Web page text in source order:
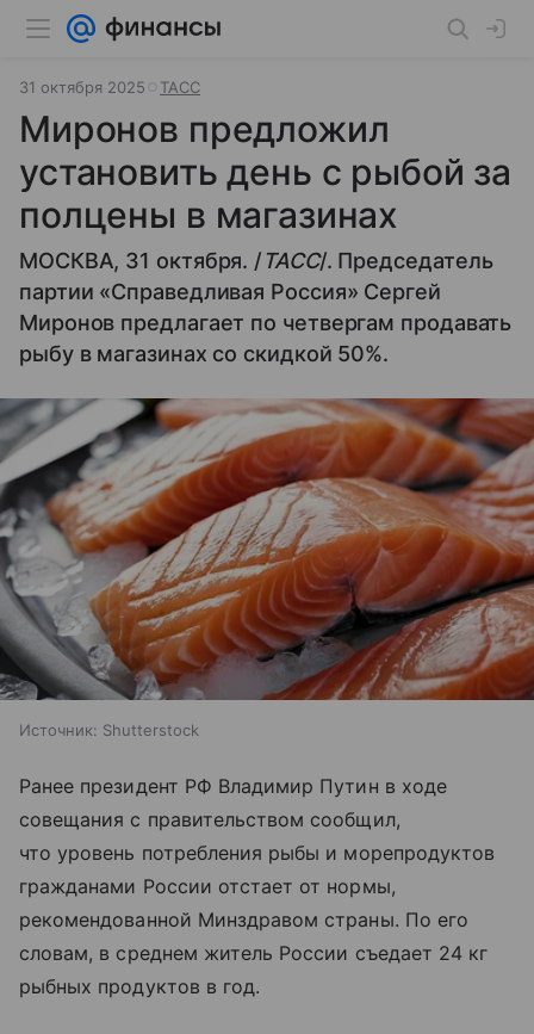
31 октября 2025 ТАСС
Миронов предложил
установить день с рыбой за
полцены в магазинах
МОСКВА, 31 октября. / ТАСС/. Председатель
партии «Справедливая Россия» Сергей
Миронов предлагает по четвергам продавать
рыбу в магазинах со скидкой 50%.
Источник: Shutterstock
Ранее президент РФ Владимир Путин в ходе
совещания с правительством сообщил,
что уровень потребления рыбы и морепродуктов
гражданами России отстает от нормы,
рекомендованной Минздравом страны. По его
словам, в среднем житель России съедает 24 кг
рыбных продуктов в год.